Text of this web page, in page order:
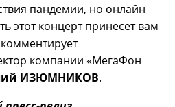
пандемии, но онлайн
этот концерт принесет вам
компании «МегаФон
ИЗЮМНИКОВ.